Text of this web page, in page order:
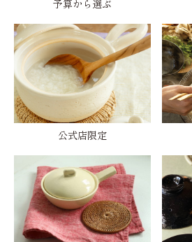
予算から選ぶ
公式店限定